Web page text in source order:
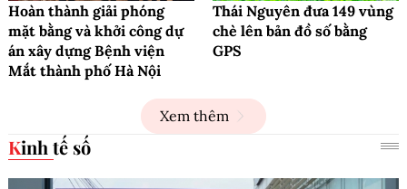
Hoàn thành giải phóng
mặt bằng và khởi công dự
án xây dựng Bệnh viện
Mắt thành phố Hà Nội
Thái Nguyên đưa 149 vùng
chè lên bản đồ số bằng
GPS
Xem thêm
Kinh tế số